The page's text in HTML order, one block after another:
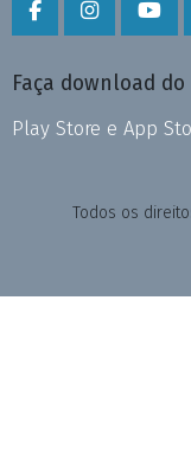
Faça download
Play Store e App
Todos os